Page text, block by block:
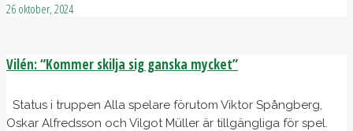
26 oktober, 2024
Vilén: “Kommer skilja sig ganska mycket”
Status i truppen Alla spelare förutom Viktor Spångberg,
Oskar Alfredsson och Vilgot Müller är tillgängliga för spel.